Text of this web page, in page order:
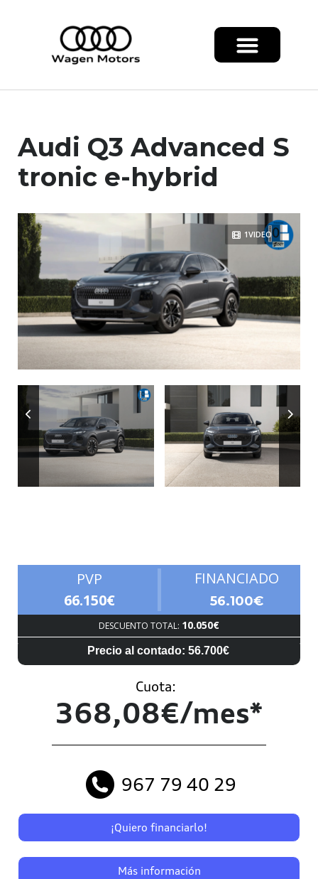
Audi Q3 Advanced S
tronic e-hybrid
1VIDEO
PVP
66.150€
FINANCIADO
56.100€
DESCUENTO TOTAL: 10.050€
Precio al contado: 56.700€
Cuota:
368,08€/mes*
967 79 40 29
¡Quiero financiarlo!
Más información